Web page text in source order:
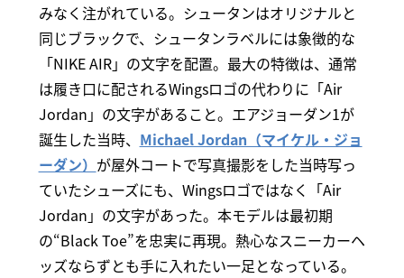
みなく注がれている。シュータンはオリジナルと
同じブラックで、シュータンラベルには象徴的な
「NIKE AIR」の文字を配置。最大の特徴は、通常
は履き口に配されるWingsロゴの代わりに「Air
Jordan」の文字があること。エアジョーダン1が
誕生した当時、 Michael Jordan（マイケル・ジョ
ーダン） が屋外コートで写真撮影をした当時写っ
ていたシューズにも、Wingsロゴではなく「Air
Jordan」の文字があった。本モデルは最初期
の“Black Toe”を忠実に再現。熱心なスニーカーヘ
ッズならずとも手に入れたい一足となっている。